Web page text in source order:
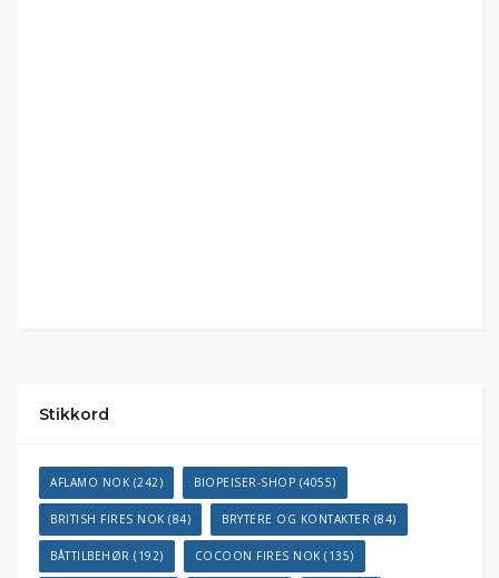
Stikkord
AFLAMO NOK (242) BIOPEISER-SHOP (4055)
BRITISH FIRES NOK (84) BRYTERE OG KONTAKTER (84)
BÅTTILBEHØR (192) COCOON FIRES NOK (135)